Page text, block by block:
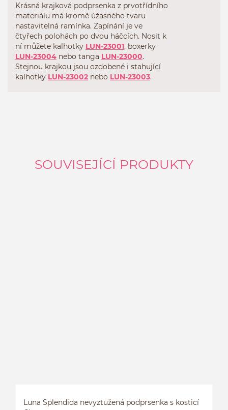
Krásná krajková podprsenka z prvotřídního
materiálu má kromě úžasného tvaru
nastavitelná ramínka. Zapínání je ve
čtyřech polohách po dvou háčcích. Nosit k
ní můžete kalhotky LUN-23001, boxerky
LUN-23004 nebo tanga LUN-23000.
Stejnou krajkou jsou ozdobené i stahující
kalhotky LUN-23002 nebo LUN-23003.
SOUVISEJÍCÍ PRODUKTY
Luna Splendida nevyztužená podprsenka s kosticí